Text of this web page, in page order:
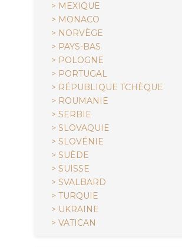
> MEXIQUE
> MONACO
> NORVÈGE
> PAYS-BAS
> POLOGNE
> PORTUGAL
> RÉPUBLIQUE TCHÈQUE
> ROUMANIE
> SERBIE
> SLOVAQUIE
> SLOVÉNIE
> SUÈDE
> SUISSE
> SVALBARD
> TURQUIE
> UKRAINE
> VATICAN